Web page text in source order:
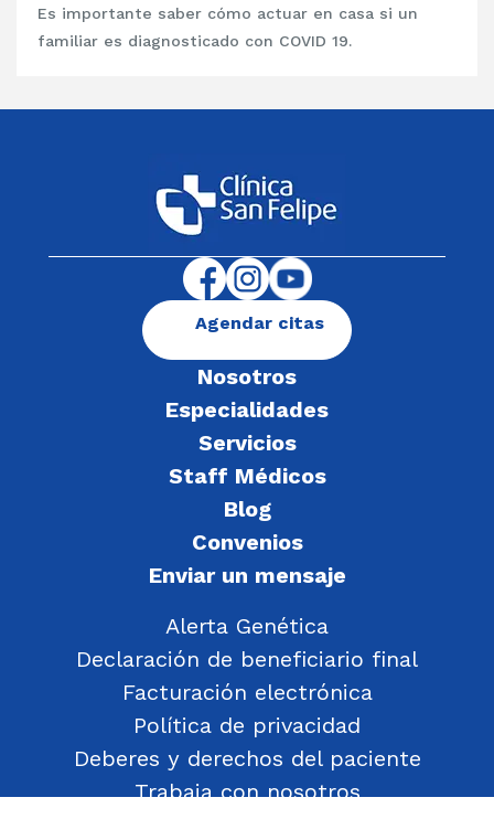
Es importante saber cómo actuar en casa si un
familiar es diagnosticado con COVID 19.
Nosotros
Especialidades
Servicios
Staff Médicos
Blog
Convenios
Enviar un mensaje
Alerta Genética
Declaración de beneficiario final
Facturación electrónica
Política de privacidad
Deberes y derechos del paciente
Trabaja con nosotros
Agendar citas